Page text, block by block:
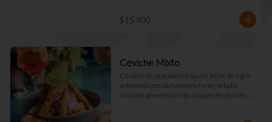
$15.900
Ceviche Mixto
Ceviche de pescado fresco en leche de tigre
artesanal con camarones furay, cebolla
morada, pimentón rojo, toques de cilantro y